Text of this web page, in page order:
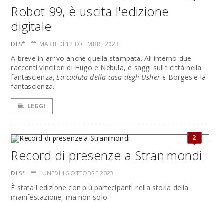
Robot 99, è uscita l'edizione
digitale
DI S* MARTEDÌ 12 DICEMBRE 2023
A breve in arrivo anche quella stampata. All'interno due
racconti vincitori di Hugo e Nebula, e saggi sulle città nella
fantascienza,La caduta della casa degli Usher e Borges e la
fantascienza.
LEGGI
2
Record di presenze a Stranimondi
DI S* LUNEDÌ 16 OTTOBRE 2023
È stata l'edizione con più partecipanti nella storia della
manifestazione, ma non solo.